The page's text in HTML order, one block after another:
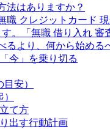
法はありますか？
職 クレジットカード
。「無職 借り入れ 審
るより、何から始める
今」を乗り切る
安）
て方
出す行動計画